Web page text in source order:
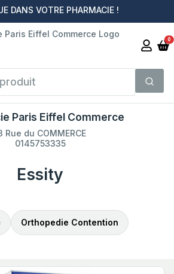
DANS VOTRE PHARMACIE !
0
Paris Eiffel Commerce
Rue du COMMERCE
0145753335
Essity
Orthopedie Contention